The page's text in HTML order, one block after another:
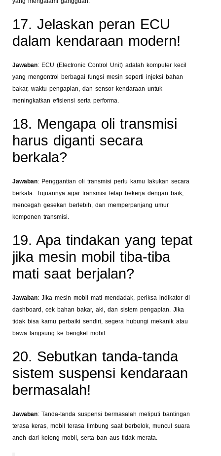
17. Jelaskan peran ECU
dalam kendaraan modern!
Jawaban: ECU (Electronic Control Unit) adalah komputer kecil
yang mengontrol berbagai fungsi mesin seperti injeksi bahan
bakar, waktu pengapian, dan sensor kendaraan untuk
meningkatkan efisiensi serta performa.
18. Mengapa oli transmisi
harus diganti secara
berkala?
Jawaban: Penggantian oli transmisi perlu kamu lakukan secara
berkala. Tujuannya agar transmisi tetap bekerja dengan baik,
mencegah gesekan berlebih, dan memperpanjang umur
komponen transmisi.
19. Apa tindakan yang tepat
jika mesin mobil tiba-tiba
mati saat berjalan?
Jawaban: Jika mesin mobil mati mendadak, periksa indikator di
dashboard, cek bahan bakar, aki, dan sistem pengapian. Jika
tidak bisa kamu perbaiki sendiri, segera hubungi mekanik atau
bawa langsung ke bengkel mobil.
20. Sebutkan tanda-tanda
sistem suspensi kendaraan
bermasalah!
Jawaban: Tanda-tanda suspensi bermasalah meliputi bantingan
terasa keras, mobil terasa limbung saat berbelok, muncul suara
aneh dari kolong mobil, serta ban aus tidak merata.